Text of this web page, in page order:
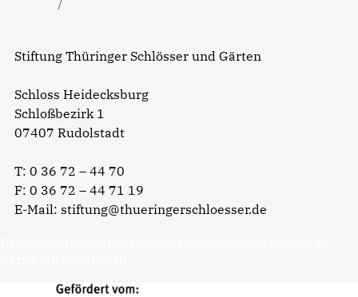
Stiftung Thüringer Schlösser und Gärten
Schloss Heidecksburg
Schloßbezirk 1
07407 Rudolstadt
T: 0 36 72 – 44 70
F: 0 36 72 – 44 71 19
E-Mail: stiftung@thueringerschloesser.de